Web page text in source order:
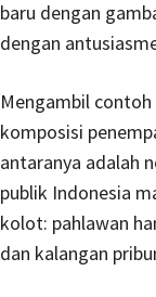
baru dengan
dengan
Mengambil
komposisi
antaranya adalah
publik Indonesia
kolot: pahlawan
dan kalangan